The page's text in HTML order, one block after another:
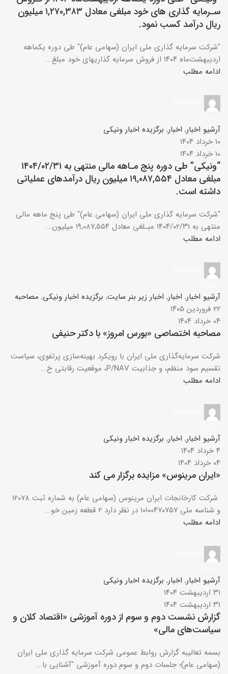
سـرمایه گذاری های خود مبلغی معادل ۱,۲۷۰,۳۸۳ میلیون
ریال درآمد کسب نمود.
"شرکت سرمایه ­گذاری ملی ایران (سهامی عام)" طی دوره یکماهه
اردیبهشت‌ماه ۱۴۰۴ از فروش سرمایه­ گذاری­های خود مبلغ...
ادامه مطلب
آرشیو اخبار, اخبار, برگزیده اخبار ونیکی
۱۰ خرداد ۱۴۰۴
۱۰ خرداد ۱۴۰۴
“ونیکی” طی دوره پنج مـاهه مالی منتهی به ۱۴۰۴/۰۲/۳۱
مبلغی معادل ۱۹,۰۸۷,۵۵۴ میلیون ریال درآمدهای عملیاتی
داشته است.
"شرکت سرمایه­ گذاری ملی ایران (سهامی عام)" طی پنج ماهه مالی
منتهی به ۱۴۰۴/۰۲/۳۱ مبـلغی معادل ۱۹,۰۸۷,۵۵۴ میلیون...
ادامه مطلب
آرشیو اخبار, اخبار, اخبار زیر بنر سایت, برگزیده اخبار ونیکی, مصاحبه
۲۲ فروردین ۱۴۰۵
۰۴ خرداد ۱۴۰۴
مصاحبه اختصاصی «بورس امروز» با دکتر حنیفی
شرکت سرمایه‌گذاری ملی ایران با رویکرد بهینه‌سازی پرتفوی، سیاست
تقسیم سود منظم، و جذابیت P/NAV، موقعیت رقابتی خ...
ادامه مطلب
آرشیو اخبار, اخبار, برگزیده اخبار ونیکی
۴ خرداد ۱۴۰۴
۰۴ خرداد ۱۴۰۴
«ایران مرینوس» مزایده برگزار می کند
شرکت کارخانجات ایران مرینوس (سهامی عام) به شماره ثبت ۱۲۰۷۸
و شناسه ملی ۱۰۱۰۰۴۷۰۷۵۷ در نظر دارد ۲ قطعه زمین خو...
ادامه مطلب
آرشیو اخبار, اخبار, برگزیده اخبار ونیکی
۳۱ اردیبهشت ۱۴۰۴
۳۱ اردیبهشت ۱۴۰۴
گزارش نشست دوم و سوم از دوره آموزشی «اقتصاد کلان و
سیاست‌های مالی»
بسمه تعالیبه گزارش روابط عمومی شرکت سرمایه گذاری ملی ایران
(سهامی عام)؛ جلسات دوم و سوم دوره آموزشی "آشنایی با...